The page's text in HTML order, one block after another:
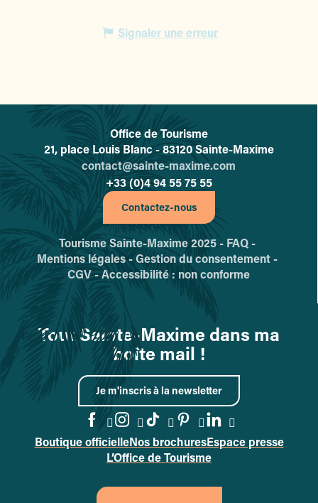
Signaler une erreur
L'office de tourisme de Sainte-
Office de Tourisme
21, place Louis Blanc - 83120 Sainte-Maxime
contact@sainte-maxime.com
+33 (0)4 94 55 75 55
Contactez-nous
Tourisme Sainte-Maxime 2025 - FAQ -
Mentions légales -Gestion du consentement -
CGV -Accessibilité : non conforme
Tout Sainte-Maxime dans ma
boîte mail !
Je m'inscris à la newsletter
Accéder à la page Facebook
Accéder à la page
Accéder à la page
Accéder à la
Accéder à la
Boutique officielleNos brochuresEspace presse
L’Office de Tourisme